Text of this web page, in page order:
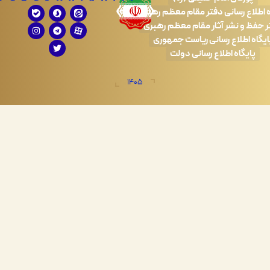
رسانی دفتر مقام معظم رهبری
آثار مقام معظم رهبری
رسانی ریاست جمهوری
اطلاع رسانی دولت